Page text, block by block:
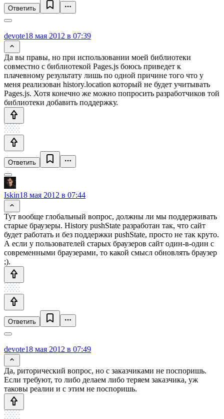
Ответить
devote18 мая 2012 в 07:39
Да вы правы, но при использовании моей библиотеки
совместно с библиотекой Pages.js боюсь приведет к
плачевному результату лишь по одной причине того что у
меня реализован history.location который не будет учитывать
Pages.js. Хотя конечно же можно попросить разработчиков той
библиотеки добавить поддержку.
Ответить
Iskin18 мая 2012 в 07:44
Тут вообще глобальный вопрос, должны ли мы поддерживать
старые браузеры. History pushState разработан так, что сайт
будет работать и без поддержки pushState, просто не так круто.
А если у пользователей старых браузеров сайт один-в-один с
современными браузерами, то какой смысл обновлять браузер
;).
Ответить
devote18 мая 2012 в 07:49
Да, риторический вопрос, но с заказчиками не поспоришь.
Если требуют, то либо делаем либо теряем заказчика, уж
таковы реалии и с этим не поспоришь.